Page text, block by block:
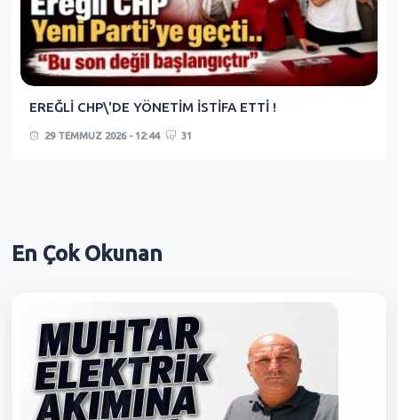
EREĞLİ CHP\'DE YÖNETİM İSTİFA ETTİ !
29 TEMMUZ 2026 - 12:44 31
En ÇokOkunan